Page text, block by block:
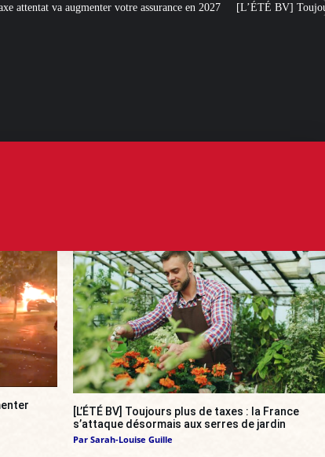
en 2027 [L’ÉTÉ BV] Toujours plus de taxes : la France
[L’ÉTÉ BV] Toujours plus de taxes : la France
s’attaque désormais aux serres de jardin
Par Sarah-Louise Guille